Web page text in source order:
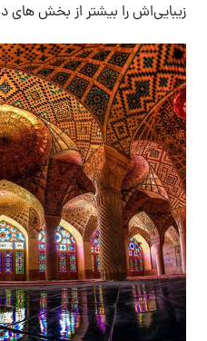
زیبایی‌اش را بیشتر از بخش های